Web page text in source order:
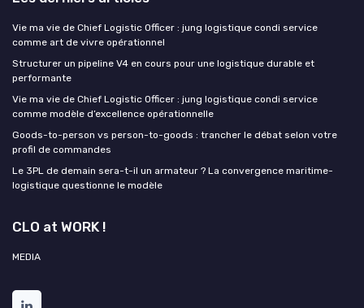
Vie ma vie de Chief Logistic Officer : jung logistique condi service
comme art de vivre opérationnel
Structurer un pipeline V4 en cours pour une logistique durable et
performante
Vie ma vie de Chief Logistic Officer : jung logistique condi service
comme modèle d’excellence opérationnelle
Goods-to-person vs person-to-goods : trancher le débat selon votre
profil de commandes
Le 3PL de demain sera-t-il un armateur ? La convergence maritime-
logistique questionne le modèle
CLO at WORK !
MEDIA